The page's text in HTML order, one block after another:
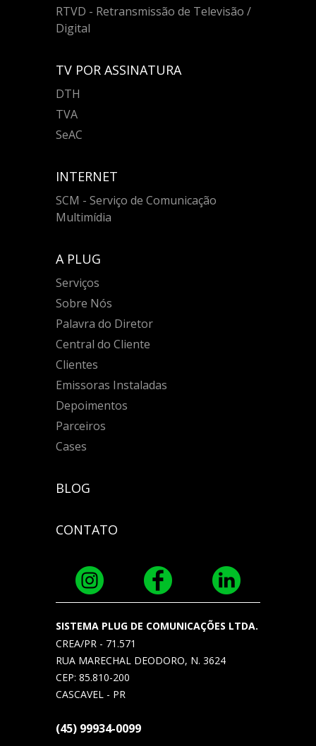
RTVD - Retransmissão de Televisão /
Digital
TV POR ASSINATURA
DTH
TVA
SeAC
INTERNET
SCM - Serviço de Comunicação
Multimídia
A PLUG
Serviços
Sobre Nós
Palavra do Diretor
Central do Cliente
Clientes
Emissoras Instaladas
Depoimentos
Parceiros
Cases
BLOG
CONTATO
SISTEMA PLUG DE COMUNICAÇÕES LTDA.
CREA/PR - 71.571
RUA MARECHAL DEODORO, N. 3624
CEP: 85.810-200
CASCAVEL - PR
(45) 99934-0099